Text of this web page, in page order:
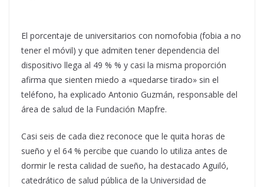
El porcentaje de universitarios con nomofobia (fobia a no
tener el móvil) y que admiten tener dependencia del
dispositivo llega al 49 % % y casi la misma proporción
afirma que sienten miedo a «quedarse tirado» sin el
teléfono, ha explicado Antonio Guzmán, responsable del
área de salud de la Fundación Mapfre.
Casi seis de cada diez reconoce que le quita horas de
sueño y el 64 % percibe que cuando lo utiliza antes de
dormir le resta calidad de sueño, ha destacado Aguiló,
catedrático de salud pública de la Universidad de